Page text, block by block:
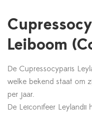
Leiboom
De Cupressocyparis
welke bekend staat om
per jaar.
De Leiconifeer Leylandii